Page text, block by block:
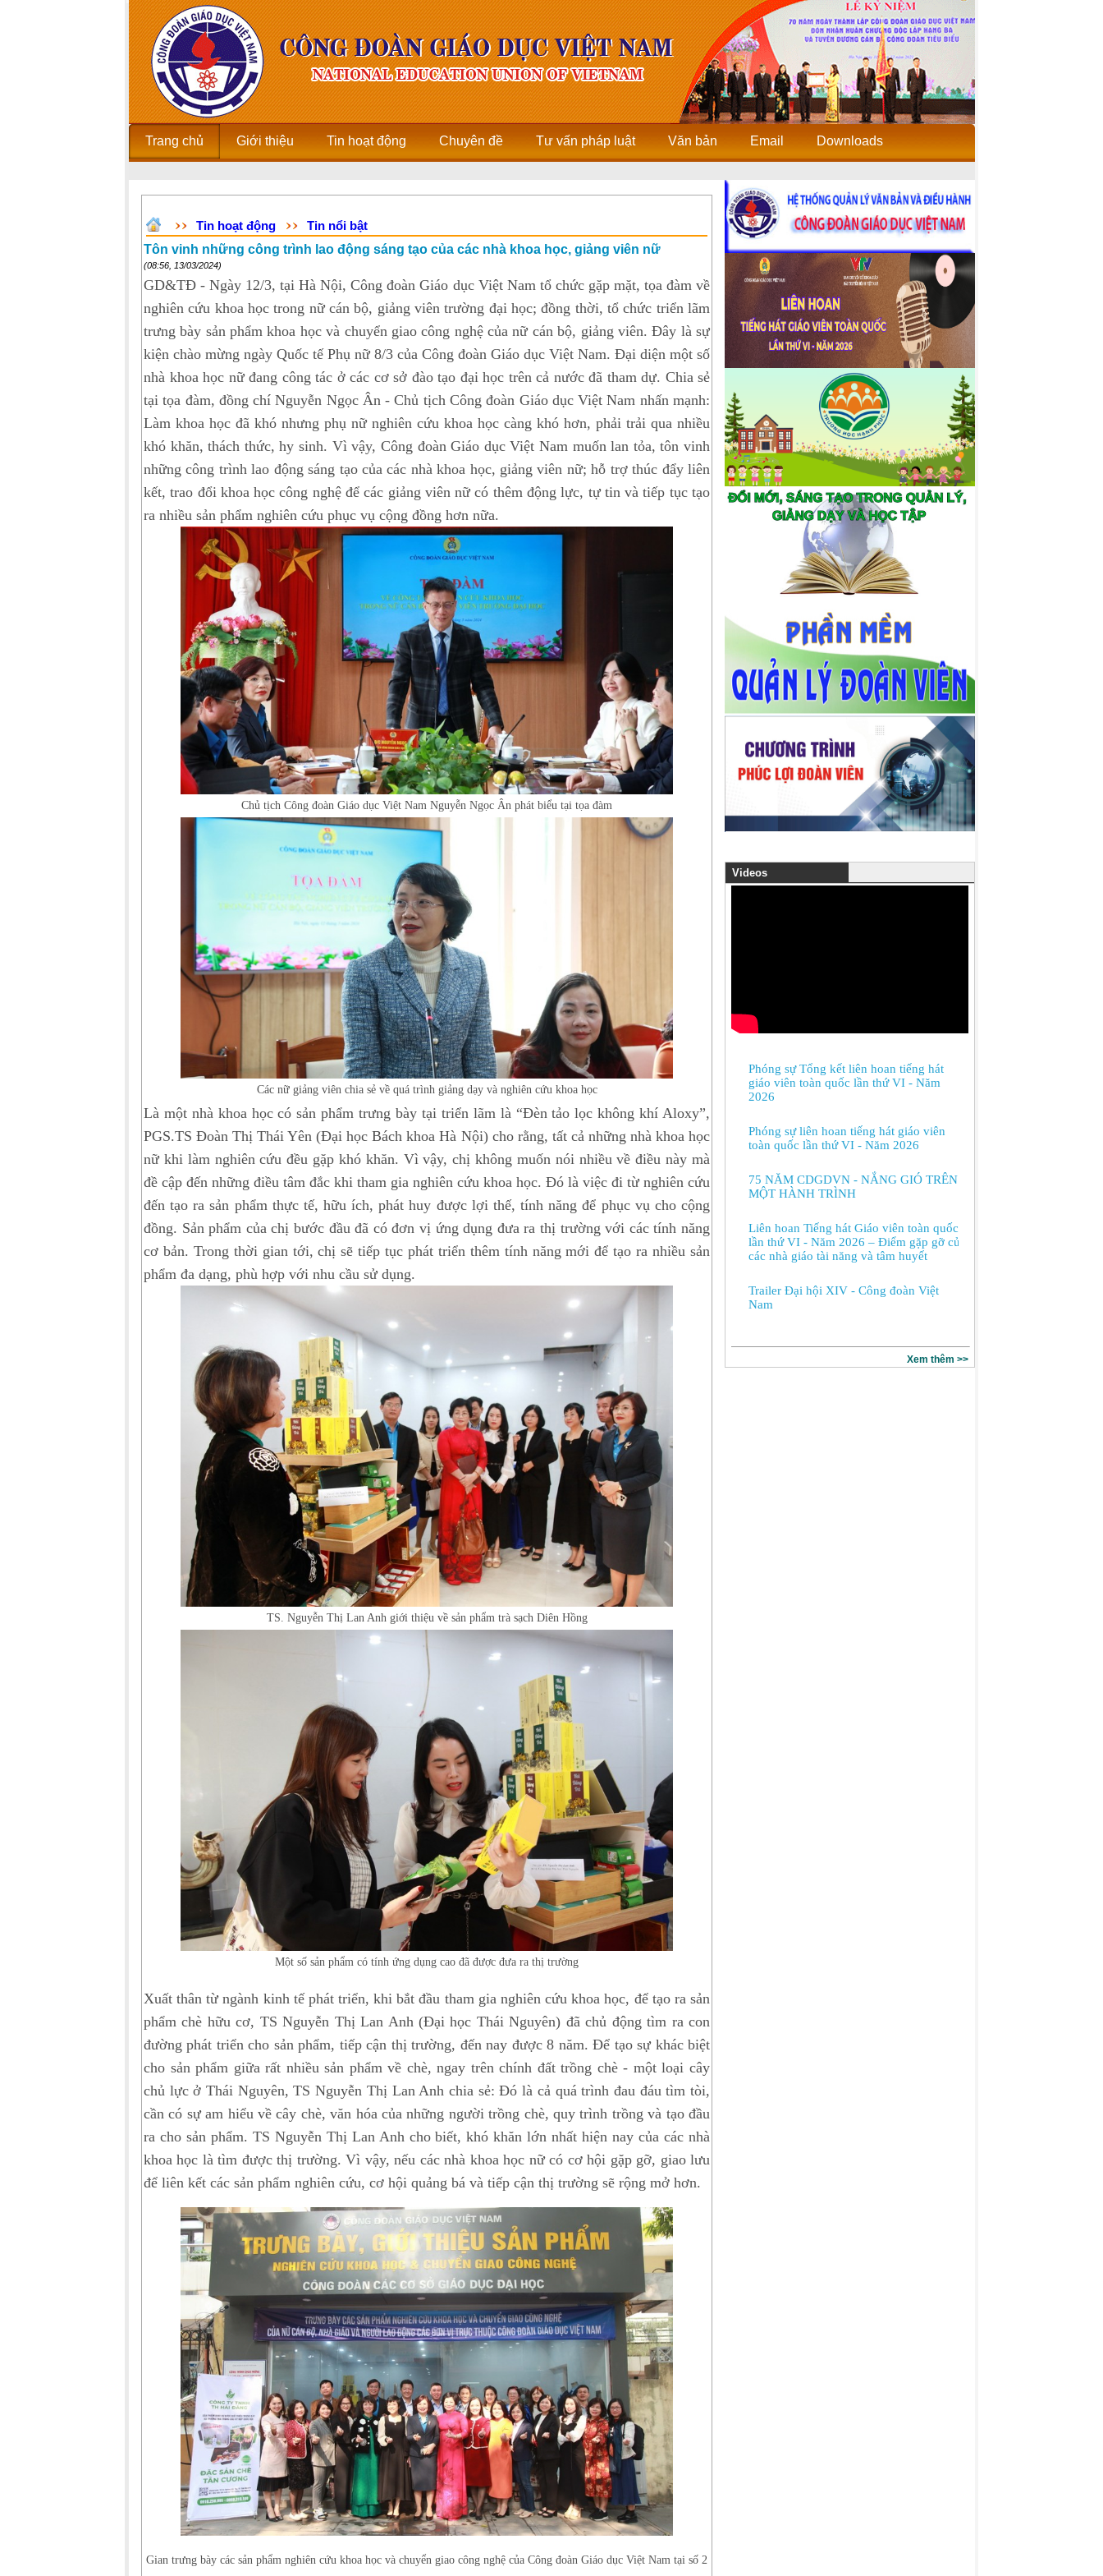
Trang chủ Giới thiệu Tin hoạt động Chuyên đề Tư vấn pháp luật Văn bản Email Downloads
Tin hoạt động
Tin nổi bật
Tôn vinh những công trình lao động sáng tạo của các nhà khoa học, giảng viên nữ
(08:56, 13/03/2024)
GD&TĐ - Ngày 12/3, tại Hà Nội, Công đoàn Giáo dục Việt Nam tổ chức gặp mặt, tọa đàm về
nghiên cứu khoa học trong nữ cán bộ, giảng viên trường đại học; đồng thời, tổ chức triển lãm
trưng bày sản phẩm khoa học và chuyển giao công nghệ của nữ cán bộ, giảng viên. Đây là sự
kiện chào mừng ngày Quốc tế Phụ nữ 8/3 của Công đoàn Giáo dục Việt Nam. Đại diện một số
nhà khoa học nữ đang công tác ở các cơ sở đào tạo đại học trên cả nước đã tham dự. Chia sẻ
tại tọa đàm, đồng chí Nguyễn Ngọc Ân - Chủ tịch Công đoàn Giáo dục Việt Nam nhấn mạnh:
Làm khoa học đã khó nhưng phụ nữ nghiên cứu khoa học càng khó hơn, phải trải qua nhiều
khó khăn, thách thức, hy sinh. Vì vậy, Công đoàn Giáo dục Việt Nam muốn lan tỏa, tôn vinh
những công trình lao động sáng tạo của các nhà khoa học, giảng viên nữ; hỗ trợ thúc đẩy liên
kết, trao đổi khoa học công nghệ để các giảng viên nữ có thêm động lực, tự tin và tiếp tục tạo
ra nhiều sản phẩm nghiên cứu phục vụ cộng đồng hơn nữa.
Chủ tịch Công đoàn Giáo dục Việt Nam Nguyễn Ngọc Ân phát biểu tại tọa đàm
Các nữ giảng viên chia sẻ về quá trình giảng dạy và nghiên cứu khoa học
Là một nhà khoa học có sản phẩm trưng bày tại triển lãm là “Đèn tảo lọc không khí Aloxy”,
PGS.TS Đoàn Thị Thái Yên (Đại học Bách khoa Hà Nội) cho rằng, tất cả những nhà khoa học
nữ khi làm nghiên cứu đều gặp khó khăn. Vì vậy, chị không muốn nói nhiều về điều này mà
đề cập đến những điều tâm đắc khi tham gia nghiên cứu khoa học. Đó là việc đi từ nghiên cứu
đến tạo ra sản phẩm thực tế, hữu ích, phát huy được lợi thế, tính năng để phục vụ cho cộng
đồng. Sản phẩm của chị bước đầu đã có đơn vị ứng dụng đưa ra thị trường với các tính năng
cơ bản. Trong thời gian tới, chị sẽ tiếp tục phát triển thêm tính năng mới để tạo ra nhiều sản
phẩm đa dạng, phù hợp với nhu cầu sử dụng.
TS. Nguyễn Thị Lan Anh giới thiệu về sản phẩm trà sạch Diên Hồng
Một số sản phẩm có tính ứng dụng cao đã được đưa ra thị trường
Xuất thân từ ngành kinh tế phát triển, khi bắt đầu tham gia nghiên cứu khoa học, để tạo ra sản
phẩm chè hữu cơ, TS Nguyễn Thị Lan Anh (Đại học Thái Nguyên) đã chủ động tìm ra con
đường phát triển cho sản phẩm, tiếp cận thị trường, đến nay được 8 năm. Để tạo sự khác biệt
cho sản phẩm giữa rất nhiều sản phẩm về chè, ngay trên chính đất trồng chè - một loại cây
chủ lực ở Thái Nguyên, TS Nguyễn Thị Lan Anh chia sẻ: Đó là cả quá trình đau đáu tìm tòi,
cần có sự am hiểu về cây chè, văn hóa của những người trồng chè, quy trình trồng và tạo đầu
ra cho sản phẩm. TS Nguyễn Thị Lan Anh cho biết, khó khăn lớn nhất hiện nay của các nhà
khoa học là tìm được thị trường. Vì vậy, nếu các nhà khoa học nữ có cơ hội gặp gỡ, giao lưu
để liên kết các sản phẩm nghiên cứu, cơ hội quảng bá và tiếp cận thị trường sẽ rộng mở hơn.
Gian trưng bày các sản phẩm nghiên cứu khoa học và chuyển giao công nghệ của Công đoàn Giáo dục Việt Nam tại số 2
Videos
Phóng sự Tổng kết liên hoan tiếng hát
giáo viên toàn quốc lần thứ VI - Năm
2026
Phóng sự liên hoan tiếng hát giáo viên
toàn quốc lần thứ VI - Năm 2026
75 NĂM CDGDVN - NẮNG GIÓ TRÊN
MỘT HÀNH TRÌNH
Liên hoan Tiếng hát Giáo viên toàn quốc
lần thứ VI - Năm 2026 – Điểm gặp gỡ của
các nhà giáo tài năng và tâm huyết
Trailer Đại hội XIV - Công đoàn Việt
Nam
Xem thêm >>